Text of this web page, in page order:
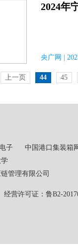
2024年
央广网 |
上一页 44 45
子 中国港口集装箱
应链管理有限公司
经营许可证：鲁B2-